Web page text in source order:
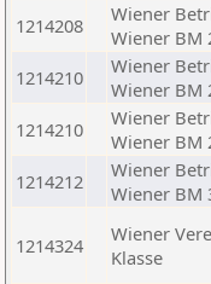
1214208
Wiener
Wiener BM
1214210
Wiener
Wiener BM
1214210
Wiener
Wiener BM
1214212
Wiener
Wiener BM
1214324
Wiener
Klasse